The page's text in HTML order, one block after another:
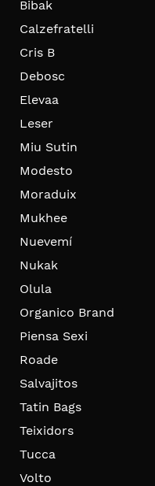
Bibak
Calzefratelli
Cris B
Debosc
Elevaa
Leser
Miu Sutin
Modesto
Moraduix
Mukhee
Nuevemí
Nukak
Olula
Organico Brand
Piensa Sexi
Roade
Salvajitos
Tatin Bags
Teixidors
Tucca
Volto